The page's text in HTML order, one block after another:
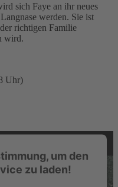
sich Faye an ihr neues
werden. Sie ist
richtigen Familie
wird.
Uhr)
um den
zu laden!